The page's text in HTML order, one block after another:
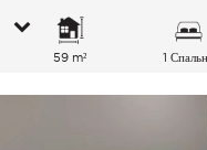
59 m² 1